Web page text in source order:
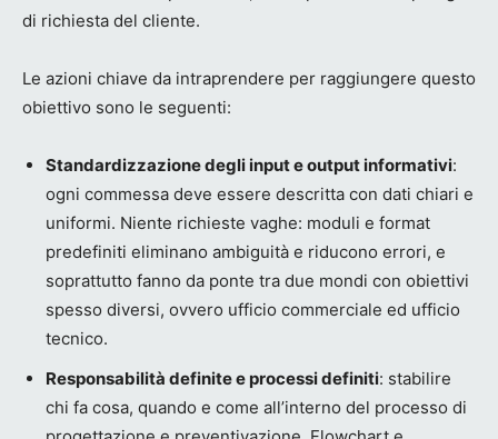
di richiesta del cliente.
Le azioni chiave da intraprendere per raggiungere questo
obiettivo sono le seguenti:
Standardizzazione degli input e output informativi:
ogni commessa deve essere descritta con dati chiari e
uniformi. Niente richieste vaghe: moduli e format
predefiniti eliminano ambiguità e riducono errori, e
soprattutto fanno da ponte tra due mondi con obiettivi
spesso diversi, ovvero ufficio commerciale ed ufficio
tecnico.
Responsabilità definite e processi definiti: stabilire
chi fa cosa, quando e come all’interno del processo di